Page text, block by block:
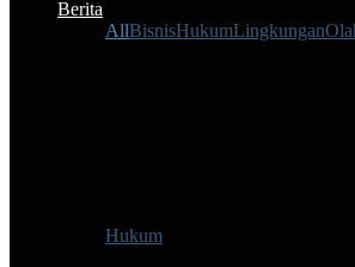
Berita
AllBisnisHukumLingkungan
Hukum